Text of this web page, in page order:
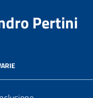
Pertini